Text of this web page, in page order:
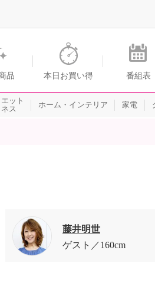
ングのショップチャンネル
品 本日お買い得 番組表
ット
ス
ホーム・インテリア 家電
藤井明世
ゲスト
160cm